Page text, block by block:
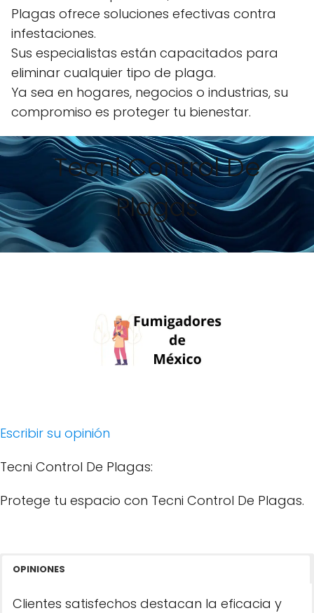
Plagas ofrece soluciones efectivas contra
infestaciones.
Sus especialistas están capacitados para
eliminar cualquier tipo de plaga.
Ya sea en hogares, negocios o industrias, su
compromiso es proteger tu bienestar.
Tecni Control De
Plagas
Escribir su opinión
Tecni Control De Plagas:
Protege tu espacio con Tecni Control De Plagas.
OPINIONES
Clientes satisfechos destacan la eficacia y